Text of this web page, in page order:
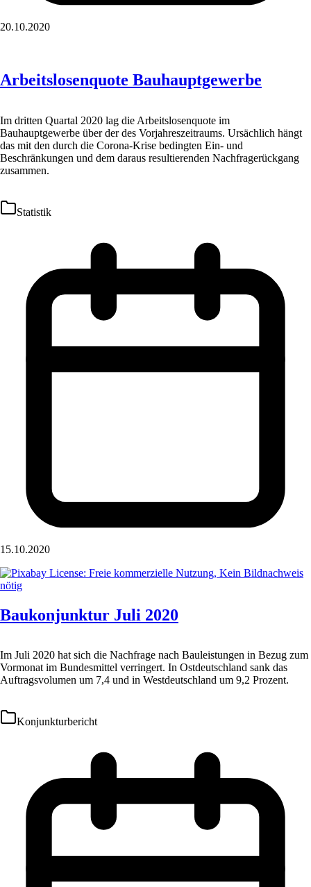
20.10.2020
Arbeitslosenquote Bauhauptgewerbe
Im dritten Quartal 2020 lag die Arbeitslosenquote im
Bauhauptgewerbe über der des Vorjahreszeitraums. Ursächlich hängt
das mit den durch die Corona-Krise bedingten Ein- und
Beschränkungen und dem daraus resultierenden Nachfragerückgang
zusammen.
Statistik
15.10.2020
Baukonjunktur Juli 2020
Im Juli 2020 hat sich die Nachfrage nach Bauleistungen in Bezug zum
Vormonat im Bundesmittel verringert. In Ostdeutschland sank das
Auftragsvolumen um 7,4 und in Westdeutschland um 9,2 Prozent.
Konjunkturbericht